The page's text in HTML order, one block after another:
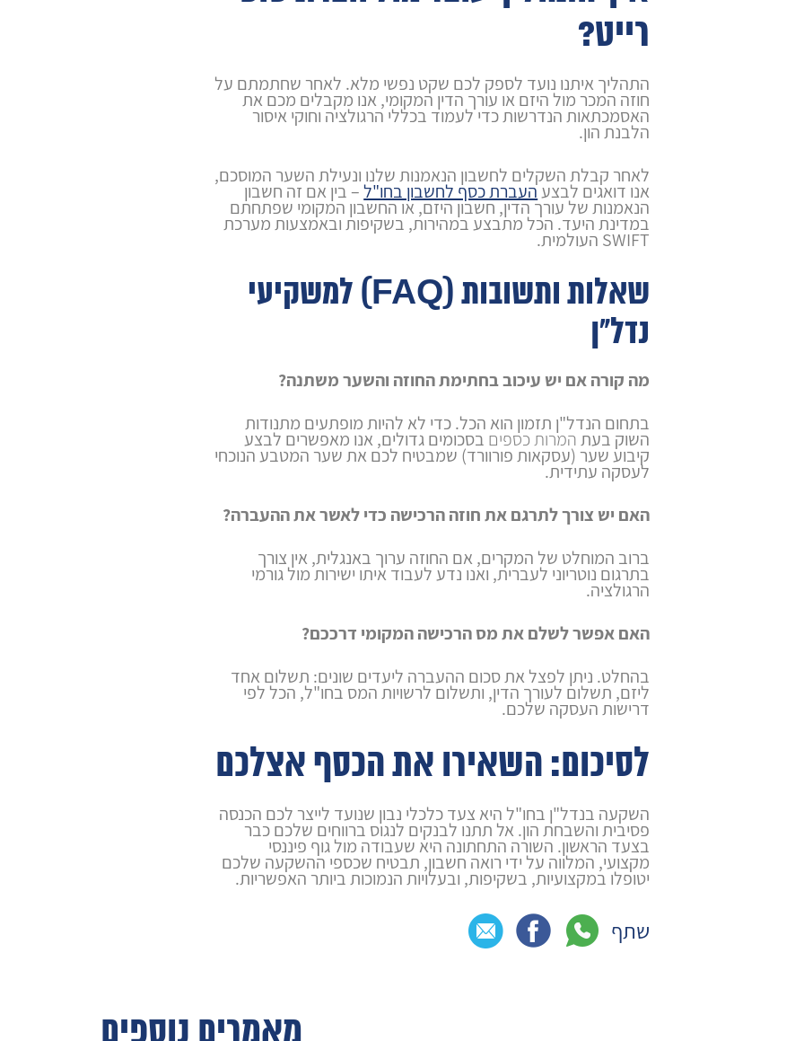
רייט?
התהליך איתנו נועד לספק לכם שקט נפשי מלא. לאחר שחתמתם על
חוזה המכר מול היזם או עורך הדין המקומי, אנו מקבלים מכם את
האסמכתאות הנדרשות כדי לעמוד בכללי הרגולציה וחוקי איסור
הלבנת הון.
לאחר קבלת השקלים לחשבון הנאמנות שלנו ונעילת השער המוסכם,
אנו דואגים לבצעהעברת כסף לחשבון בחו"ל– בין אם זה חשבון
הנאמנות של עורך הדין, חשבון היזם, או החשבון המקומי שפתחתם
במדינת היעד. הכל מתבצע במהירות, בשקיפות ובאמצעות מערכת
SWIFT העולמית.
שאלות ותשובות (FAQ) למשקיעי
נדל"ן
מה קורה אם יש עיכוב בחתימת החוזה והשער משתנה?
בתחום הנדל"ן תזמון הוא הכל. כדי לא להיות מופתעים מתנודות
השוק בעתהמרות כספים בסכומים גדולים, אנו מאפשרים לבצע
קיבוע שער (עסקאות פורוורד) שמבטיח לכם את שער המטבע הנוכחי
לעסקה עתידית.
האם יש צורך לתרגם את חוזה הרכישה כדי לאשר את ההעברה?
ברוב המוחלט של המקרים, אם החוזה ערוך באנגלית, אין צורך
בתרגום נוטריוני לעברית, ואנו נדע לעבוד איתו ישירות מול גורמי
הרגולציה.
האם אפשר לשלם את מס הרכישה המקומי דרככם?
בהחלט. ניתן לפצל את סכום ההעברה ליעדים שונים: תשלום אחד
ליזם, תשלום לעורך הדין, ותשלום לרשויות המס בחו"ל, הכל לפי
דרישות העסקה שלכם.
לסיכום: השאירו את הכסף אצלכם
השקעה בנדל"ן בחו"ל היא צעד כלכלי נבון שנועד לייצר לכם הכנסה
פסיבית והשבחת הון. אל תתנו לבנקים לנגוס ברווחים שלכם כבר
בצעד הראשון. השורה התחתונה היא שעבודה מול גוף פיננסי
מקצועי, המלווה על ידי רואה חשבון, תבטיח שכספי ההשקעה שלכם
יטופלו במקצועיות, בשקיפות, ובעלויות הנמוכות ביותר האפשריות.
שתף